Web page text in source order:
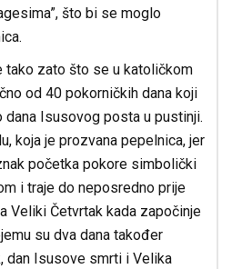
što bi se moglo
tako zato što se u katoličkom
od 40 pokorničkih dana koji
Isusovog posta u pustinji.
koja je prozvana pepelnica, jer
početka pokore simbolički
i traje do neposredno prije
Veliki Četvrtak kada započinje
su dva dana također
dan Isusove smrti i Velika